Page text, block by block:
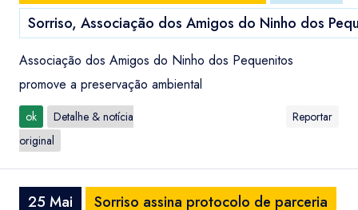
Sorriso, Associação dos Amigos do Ninho dos
Associação dos Amigos do Ninho dos Pequenitos
promove a preservação ambiental
ok
Detalhe & notícia
original
Reportar
25 Mai Sorriso assina protocolo de parceria